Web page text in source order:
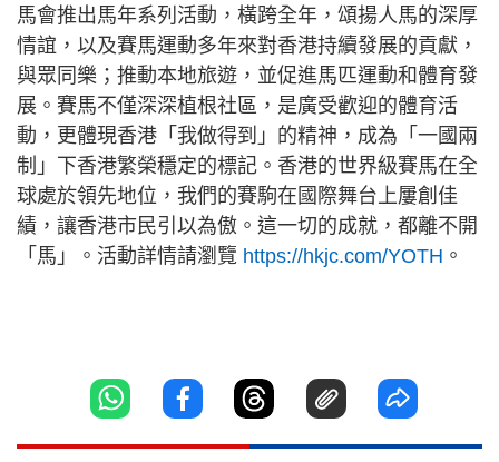
馬會推出馬年系列活動，橫跨全年，頌揚人馬的深厚
情誼，以及賽馬運動多年來對香港持續發展的貢獻，
與眾同樂；推動本地旅遊，並促進馬匹運動和體育發
展。賽馬不僅深深植根社區，是廣受歡迎的體育活
動，更體現香港「我做得到」的精神，成為「一國兩
制」下香港繁榮穩定的標記。香港的世界級賽馬在全
球處於領先地位，我們的賽駒在國際舞台上屢創佳
績，讓香港市民引以為傲。這一切的成就，都離不開
「馬」。活動詳情請瀏覽 https://hkjc.com/YOTH 。